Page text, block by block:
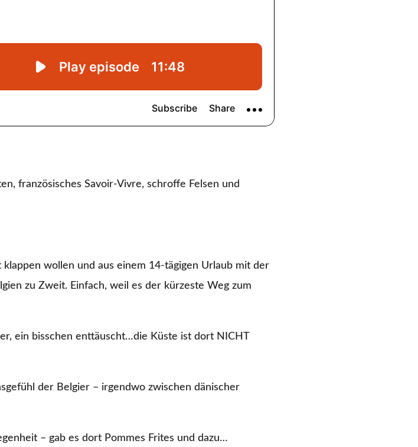
französisches Savoir-Vivre, schroffe Felsen und
wollen und aus einem 14-tägigen Urlaub mit der
zu Zweit. Einfach, weil es der kürzeste Weg zum
ein bisschen enttäuscht…die Küste ist dort NICHT
der Belgier – irgendwo zwischen dänischer
– gab es dort Pommes Frites und dazu…